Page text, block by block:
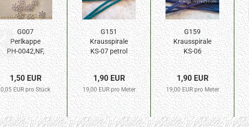
G007
Perlkappe
PH-0042,NF,
8,5mm si
30St....
1,50 EUR
0,05 EUR pro Stück
G151
Krausspirale
KS-07 petrol
10cm /
2,6mm...
1,90 EUR
19,00 EUR pro Meter
G159
Krausspirale
KS-06
hellblau
10cm...
1,90 EUR
19,00 EUR pro Meter